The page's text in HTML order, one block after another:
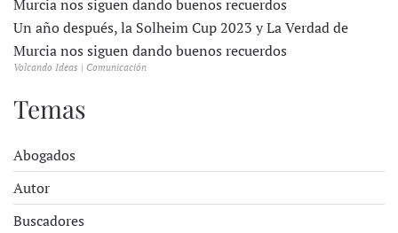
Un año después, la Solheim Cup 2023 y La Verdad de
Murcia nos siguen dando buenos recuerdos
Volcando Ideas | Comunicación
Temas
Abogados
Autor
Buscadores